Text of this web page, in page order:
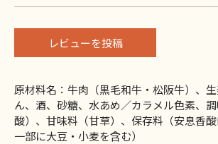
レビューを投稿
原材料名：牛肉（黒毛和牛・松阪牛）、
ん、酒、砂糖、水あめ／カラメル色素、
酸）、甘味料（甘草）、保存料（安息香
一部に大豆・小麦を含む）